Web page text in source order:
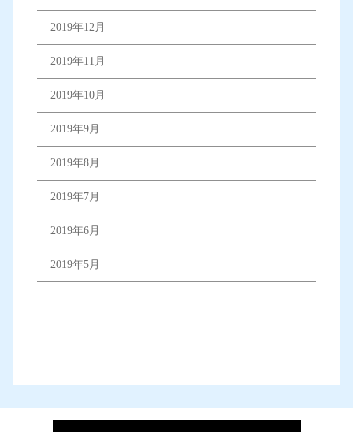
2019年12月
2019年11月
2019年10月
2019年9月
2019年8月
2019年7月
2019年6月
2019年5月